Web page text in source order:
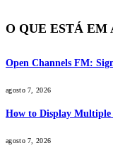
O QUE ESTÁ EM
Open Channels FM:
agosto 7, 2026
How to Display Multiple
agosto 7, 2026